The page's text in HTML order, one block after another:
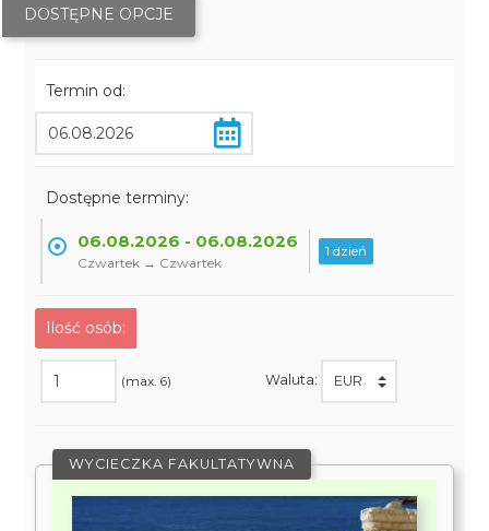
DOSTĘPNE OPCJE
Termin od:
Dostępne terminy:
06.08.2026 - 06.08.2026
Czwartek → Czwartek
1 dzień
Ilość osób:
(max. 6) Waluta:
WYCIECZKA FAKULTATYWNA